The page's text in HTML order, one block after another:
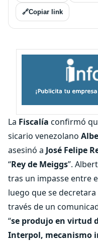
🔗Copiar link
La Fiscalía confirmó
sicario venezolano
asesinó a José Felipe
“Rey de Meiggs”.
tras un impasse entre
luego que se decretara
través de un
“se produjo en virtud
Interpol, mecanismo